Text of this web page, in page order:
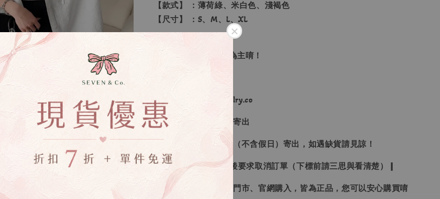
【款式】 ：薄荷綠、米白色、淺褐色
【尺寸】 ：S、M、L、XL
💡訂單依照下單順序為主唷！
🔍IG搜尋：Sevenjewelry.co
▹現貨商品１～３日內寄出
▹預購商品７～２１日（不含假日）寄出，如遇缺貨請見諒！
❙ 本賣場不接受下標後要求取消訂單（下標前請三思與看清楚）❙
▸商品皆由日本、韓國門市、官網購入，皆為正品，您可以安心購買唷